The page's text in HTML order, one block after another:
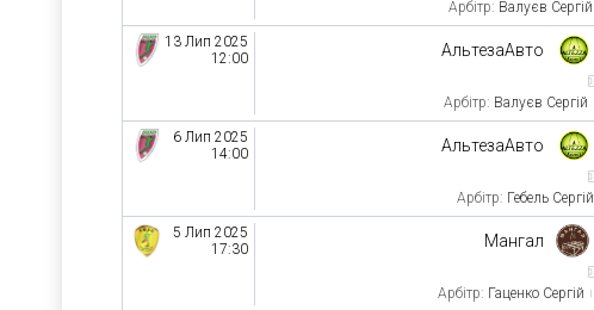
Арбітр: Валуєв Сергій
13 Лип 2025
12:00
АльтезаАвто
Арбітр: Валуєв Сергій
6 Лип 2025
14:00
АльтезаАвто
Арбітр: Гебель Сергій
5 Лип 2025
17:30
Мангал
Арбітр: Гаценко Сергій